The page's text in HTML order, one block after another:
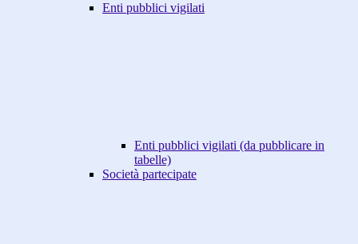
Enti pubblici vigilati
Enti pubblici vigilati (da pubblicare in
tabelle)
Società partecipate